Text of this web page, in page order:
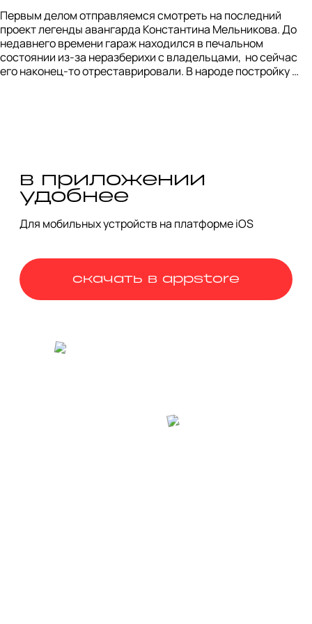
Первым делом отправляемся смотреть на последний
проект легенды авангарда Константина Мельникова. До
недавнего времени гараж находился в печальном
состоянии из-за неразберихи с владельцами,  но сейчас
его наконец-то отреставрировали. В народе постройку
в приложении
удобнее
Для мобильных устройств на платформе iOS
скачать в appstore